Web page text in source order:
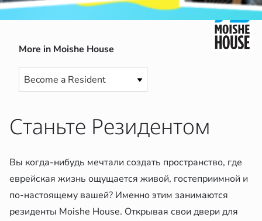
More in Moishe House
Станьте Резидентом
Вы когда-нибудь мечтали создать пространство, где
еврейская жизнь ощущается живой, гостеприимной и
по-настоящему вашей? Именно этим занимаются
резиденты Moishe House. Открывая свои двери для